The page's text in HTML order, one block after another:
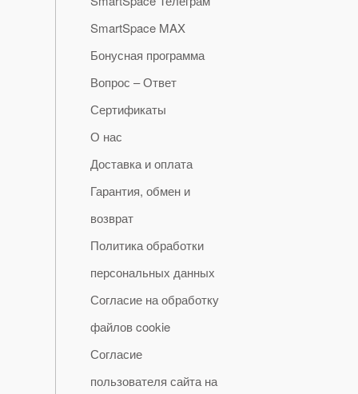
SmartSpace MAX
Бонусная программа
Вопрос – Ответ
Сертификаты
О нас
Доставка и оплата
Гарантия, обмен и
возврат
Политика обработки
персональных данных
Согласие на обработку
файлов cookie
Согласие
пользователя сайта на